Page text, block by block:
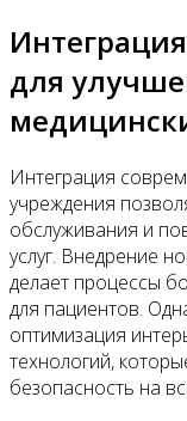
для
Интеграция
учреждения
обслуживания и
услуг. Внедрение
делает процессы
для пациентов.
оптимизация
технологий,
безопасность на